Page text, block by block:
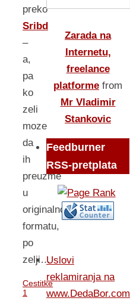
preko
Sribd
–
a,
pa
ko
zeli
moze
da
ih
preuzme
u
originalnom
formatu,
po
zelji…
Cestitke
1
Zarada na
Internetu,
freelance
platforme from
Mr Vladimir
Stankovic
Feedburner
RSS-pretplata
Uslovi
reklamiranja na
www.DedaBor.com